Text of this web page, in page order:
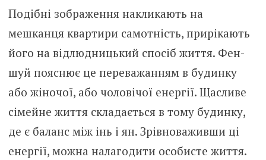
Подібні зображення накликають на
мешканця квартири самотність, прирікають
його на відлюдницький спосіб життя. Фен-
шуй пояснює це переважанням в будинку
або жіночої, або чоловічої енергії. Щасливе
сімейне життя складається в тому будинку,
де є баланс між інь і ян. Зрівноваживши ці
енергії, можна налагодити особисте життя.